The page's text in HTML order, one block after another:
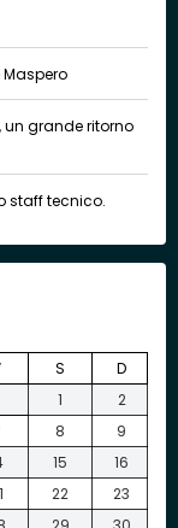
un grande ritorno
staff tecnico.
S
D
1
2
8
9
15
16
22
23